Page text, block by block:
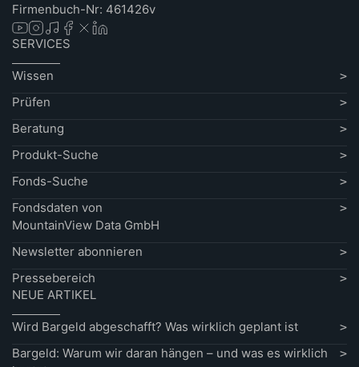
Firmenbuch-Nr: 461426v
SERVICES
Wissen
Prüfen
Beratung
Produkt-Suche
Fonds-Suche
Fondsdaten von
MountainView Data GmbH
Newsletter abonnieren
Pressebereich
NEUE ARTIKEL
Wird Bargeld abgeschafft? Was wirklich geplant ist
Bargeld: Warum wir daran hängen – und was es wirklich